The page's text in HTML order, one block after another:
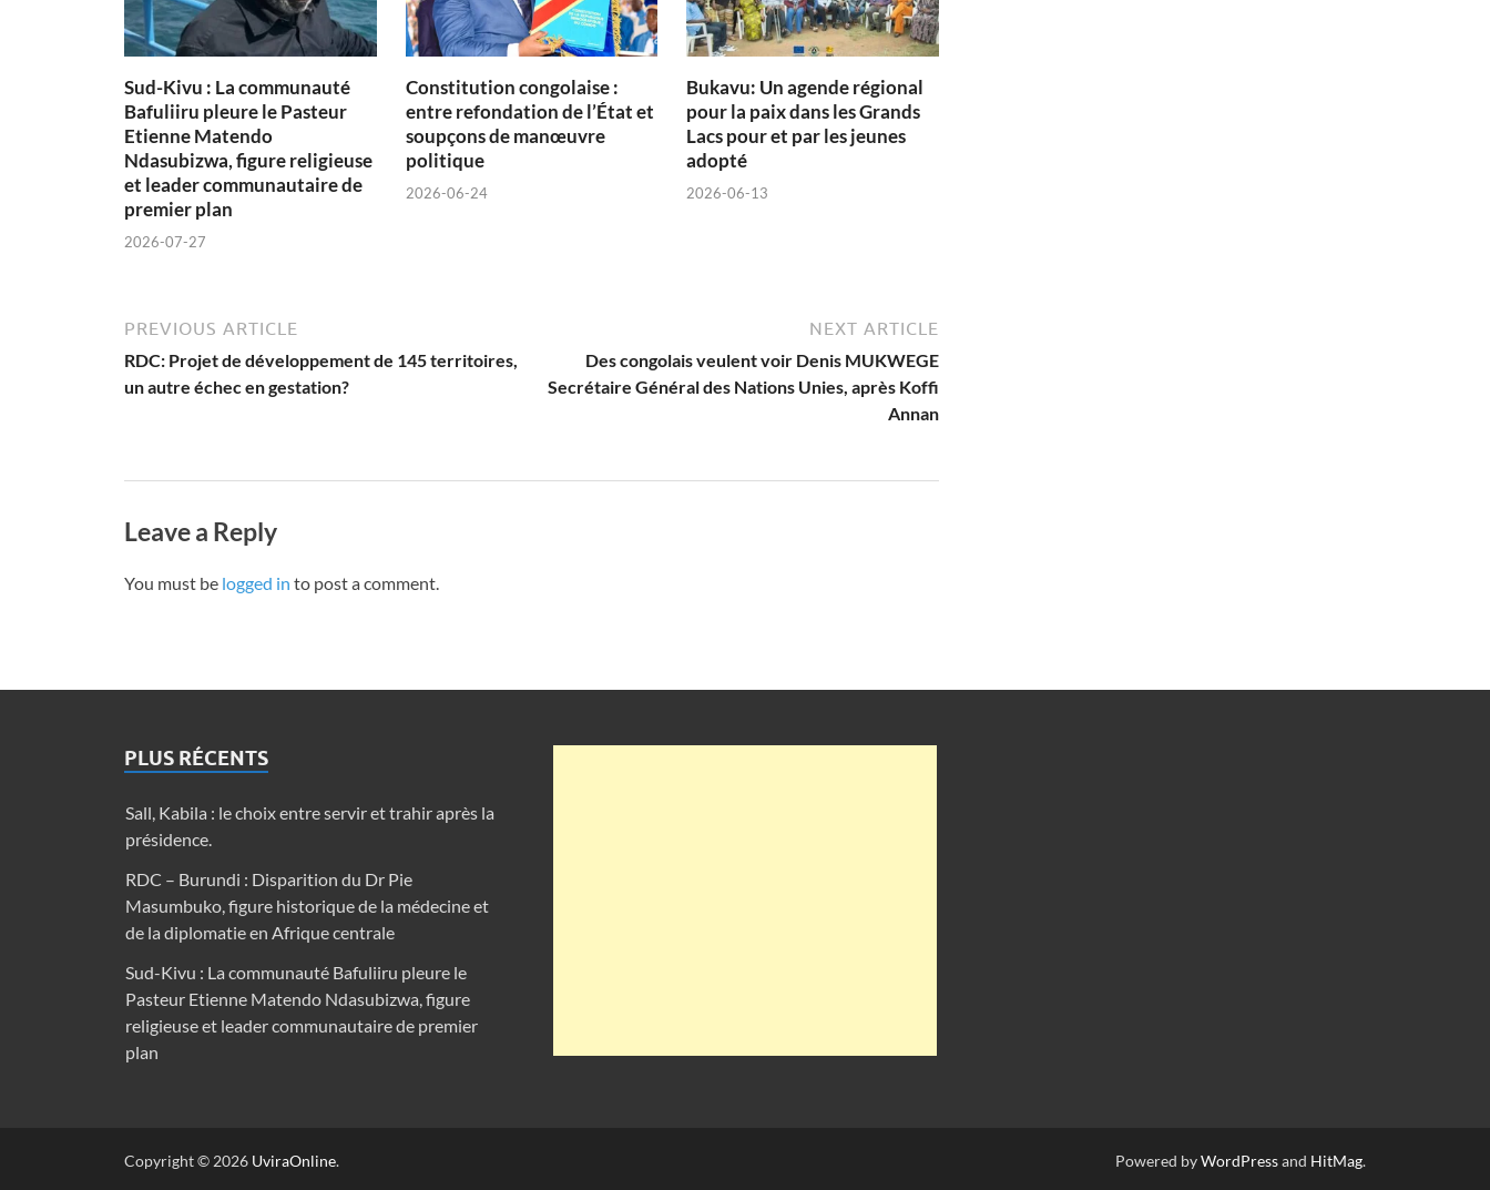
Sud-Kivu : La communauté
Bafuliiru pleure le Pasteur
Etienne Matendo
Ndasubizwa, figure religieuse
et leader communautaire de
premier plan
2026-07-27
Constitution congolaise :
entre refondation de l’État et
soupçons de manœuvre
politique
2026-06-24
Bukavu: Un agende régional
pour la paix dans les Grands
Lacs pour et par les jeunes
adopté
2026-06-13
PREVIOUS ARTICLE
RDC: Projet de développement de 145 territoires,
un autre échec en gestation?
NEXT ARTICLE
Des congolais veulent voir Denis MUKWEGE
Secrétaire Général des Nations Unies, après Koffi
Annan
Leave a Reply
You must be logged in to post a comment.
PLUS RÉCENTS
Sall, Kabila : le choix entre servir et trahir après la
présidence.
RDC – Burundi : Disparition du Dr Pie
Masumbuko, figure historique de la médecine et
de la diplomatie en Afrique centrale
Sud-Kivu : La communauté Bafuliiru pleure le
Pasteur Etienne Matendo Ndasubizwa, figure
religieuse et leader communautaire de premier
plan
Copyright © 2026 UviraOnline. Powered byWordPressand HitMag.